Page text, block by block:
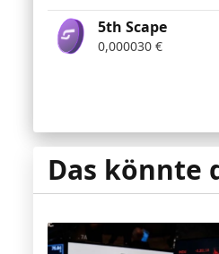
5th Scape
0,000030 €
Das könnte